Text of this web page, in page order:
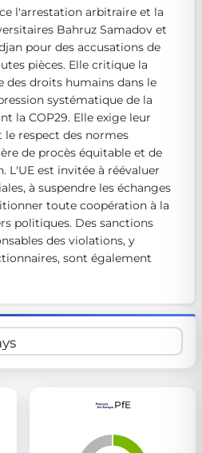
us to advance digital democracy
skills in technology, design,
us strengthen accountability
l'arrestation arbitraire et la
Bahruz Samadov et
pour des accusations de
pièces. Elle critique la
droits humains dans le
systématique de la
la COP29. Elle exige leur
respect des normes
de procès équitable et de
L'UE est invitée à réévaluer
à suspendre les échanges
toute coopération à la
politiques. Des sanctions
des violations, y
sont également
PfE